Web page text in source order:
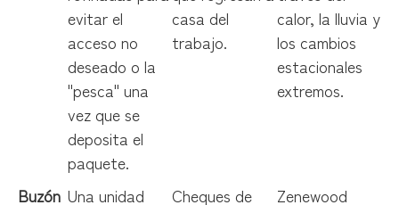
evitar el
acceso no
deseado o la
"pesca" una
vez que se
deposita el
paquete.
casa del
trabajo.
calor, la lluvia y
los cambios
estacionales
extremos.
Buzón Una unidad Cheques de Zenewood